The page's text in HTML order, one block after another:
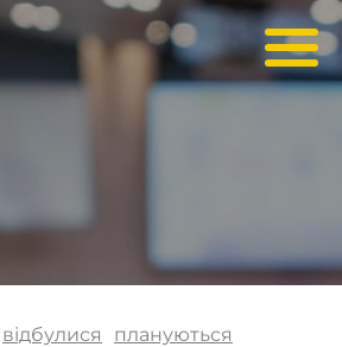
відбулися
плануються